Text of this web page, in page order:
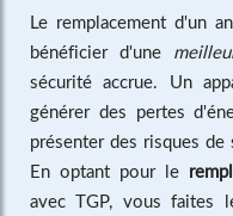
Le remplacement d'un
bénéficier d'une
sécurité accrue. Un
générer des pertes
présenter des risques
En optant pour le
avec TGP, vous faites